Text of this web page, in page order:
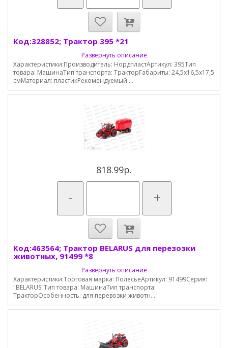
Код:328852; Трактор 395 *21
Развернуть описание
Характеристики:Производитель: НордпластАртикул: 395Тип
товара: МашинаТип транспорта: ТракторГабариты: 24,5х16,5х17,5
смМатериал: пластикРекомендуемый ...
818.99р.
- +
Код:463564; Трактор BELARUS для перезозки
животных, 91499 *8
Развернуть описание
Характеристики:Торговая марка: ПолесьеАртикул: 91499Серия:
"BELARUS"Тип товара: МашинаТип транспорта:
ТракторОсобенность: для перевозки животн...